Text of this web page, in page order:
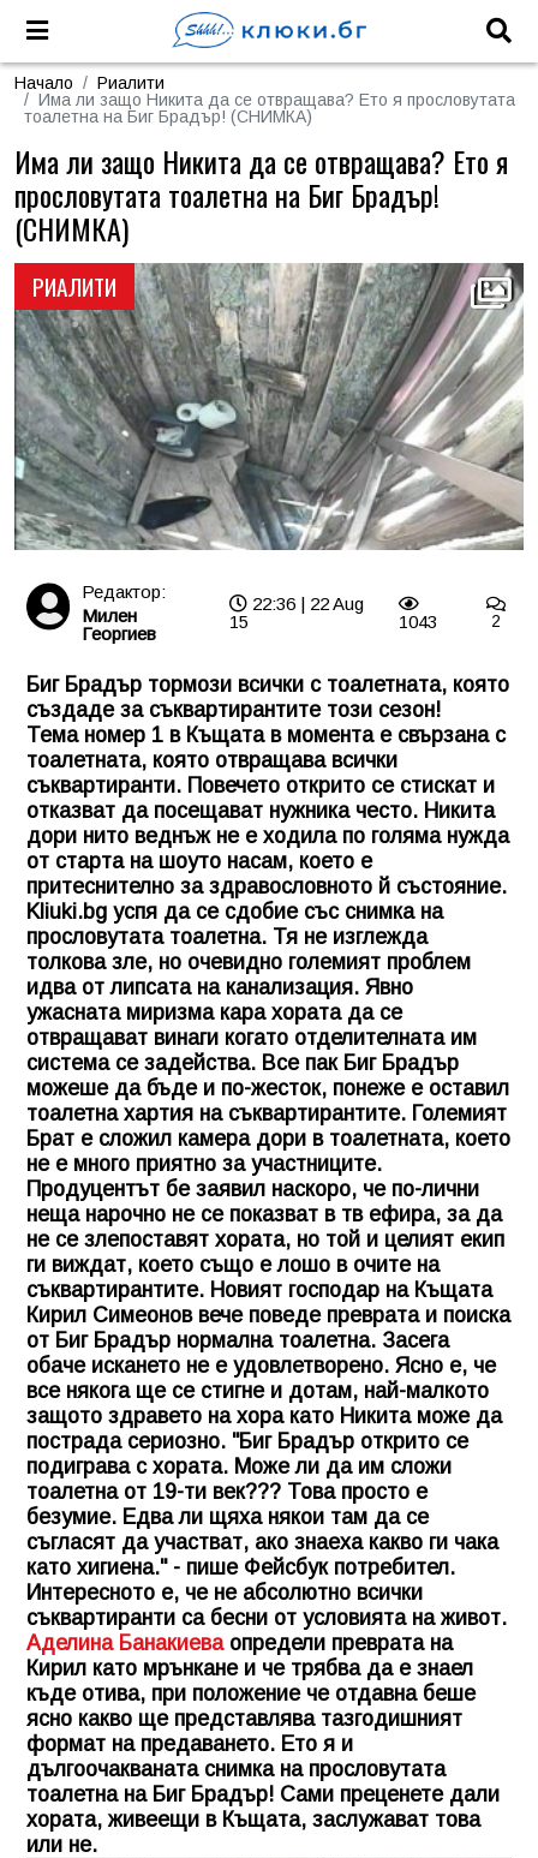
Начало
Риалити
Има ли защо Никита да се отвращава? Ето я прословутата
тоалетна на Биг Брадър! (СНИМКА)
РИАЛИТИ
Има ли защо Никита да се отвращава? Ето я
прословутата тоалетна на Биг Брадър!
(СНИМКА)
Редактор:
Милен
Георгиев
22:36 | 22 Aug
15
1043 2
Биг Брадър тормози всички с тоалетната, която
създаде за съквартирантите този сезон!
Тема номер 1 в Къщата в момента е свързана с
тоалетната, която отвращава всички
съквартиранти. Повечето открито се стискат и
отказват да посещават нужника често. Никита
дори нито веднъж не е ходила по голяма нужда
от старта на шоуто насам, което е
притеснително за здравословното й състояние.
Kliuki.bg успя да се сдобие със снимка на
прословутата тоалетна. Тя не изглежда
толкова зле, но очевидно големият проблем
идва от липсата на канализация. Явно
ужасната миризма кара хората да се
отвращават винаги когато отделителната им
система се задейства. Все пак Биг Брадър
можеше да бъде и по-жесток, понеже е оставил
тоалетна хартия на съквартирантите. Големият
Брат е сложил камера дори в тоалетната, което
не е много приятно за участниците.
Продуцентът бе заявил наскоро, че по-лични
неща нарочно не се показват в тв ефира, за да
не се злепоставят хората, но той и целият екип
ги виждат, което също е лошо в очите на
съквартирантите. Новият господар на Къщата
Кирил Симеонов вече поведе преврата и поиска
от Биг Брадър нормална тоалетна. Засега
обаче искането не е удовлетворено. Ясно е, че
все някога ще се стигне и дотам, най-малкото
защото здравето на хора като Никита може да
пострада сериозно. "Биг Брадър открито се
подиграва с хората. Може ли да им сложи
тоалетна от 19-ти век??? Това просто е
безумие. Едва ли щяха някои там да се
съгласят да участват, ако знаеха какво ги чака
като хигиена." - пише Фейсбук потребител.
Интересното е, че не абсолютно всички
съквартиранти са бесни от условията на живот.
Аделина Банакиеваопредели преврата на
Кирил като мрънкане и че трябва да е знаел
къде отива, при положение че отдавна беше
ясно какво ще представлява тазгодишният
формат на предаването. Ето я и
дългоочакваната снимка на прословутата
тоалетна на Биг Брадър! Сами преценете дали
хората, живеещи в Къщата, заслужават това
или не.